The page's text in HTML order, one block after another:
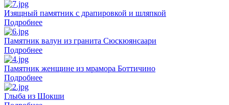
Изящный памятник с драпировкой и шляпкой
Подробнее
Памятник валун из гранита Сюскюянсаари
Подробнее
Памятник женщине из мрамора Боттичино
Подробнее
Глыба из Шокши